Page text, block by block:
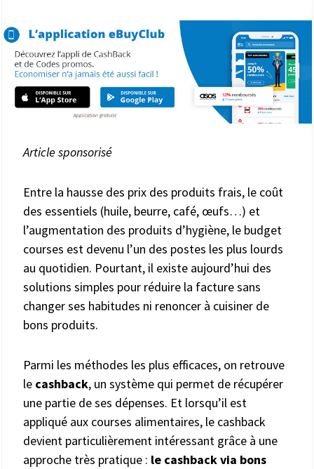
Article sponsorisé
Entre la hausse des prix des produits frais, le coût
des essentiels (huile, beurre, café, œufs…) et
l’augmentation des produits d’hygiène, le budget
courses est devenu l’un des postes les plus lourds
au quotidien. Pourtant, il existe aujourd’hui des
solutions simples pour réduire la facture sans
changer ses habitudes ni renoncer à cuisiner de
bons produits.
Parmi les méthodes les plus efficaces, on retrouve
le cashback, un système qui permet de récupérer
une partie de ses dépenses. Et lorsqu’il est
appliqué aux courses alimentaires, le cashback
devient particulièrement intéressant grâce à une
approche très pratique : le cashback via bons